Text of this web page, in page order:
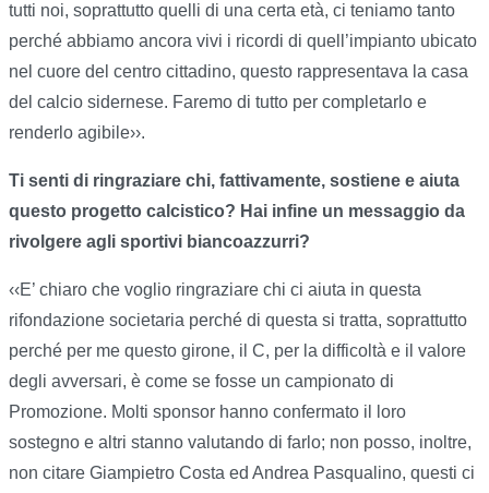
tutti noi, soprattutto quelli di una certa età, ci teniamo tanto
perché abbiamo ancora vivi i ricordi di quell’impianto ubicato
nel cuore del centro cittadino, questo rappresentava la casa
del calcio sidernese. Faremo di tutto per completarlo e
renderlo agibile››.
Ti senti di ringraziare chi, fattivamente, sostiene e aiuta
questo progetto calcistico? Hai infine un messaggio da
rivolgere agli sportivi biancoazzurri?
‹‹E’ chiaro che voglio ringraziare chi ci aiuta in questa
rifondazione societaria perché di questa si tratta, soprattutto
perché per me questo girone, il C, per la difficoltà e il valore
degli avversari, è come se fosse un campionato di
Promozione. Molti sponsor hanno confermato il loro
sostegno e altri stanno valutando di farlo; non posso, inoltre,
non citare Giampietro Costa ed Andrea Pasqualino, questi ci